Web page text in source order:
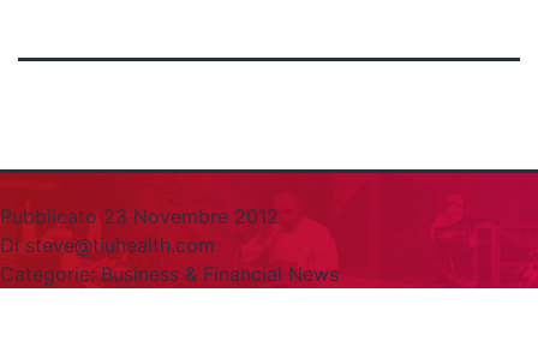
Pubblicato 23 Novembre 2012
Di steve@tiuhealth.com
Categorie:Business & Financial News